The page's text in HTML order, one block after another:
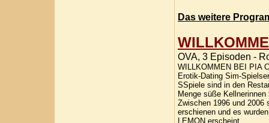
Das weitere
OVA, 3 Episoden -
WILLKOMMEN BEI PIA
Erotik-Dating Sim-
SSpiele sind in den
Menge süße
Zwischen 1996 und 2006
erschienen und es
LEMON erscheint.